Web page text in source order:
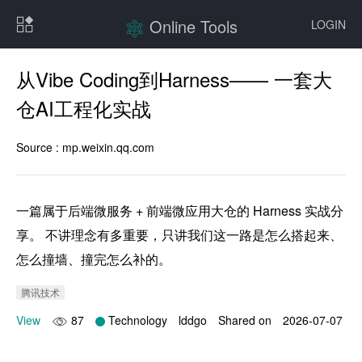
LOGIN
Online Tools
从Vibe Coding到Harness—— 一套大
仓AI工程化实战
Source : mp.weixin.qq.com
一篇属于后端微服务 + 前端微应用大仓的 Harness 实战分
享。 不讲理念有多重要，只讲我们这一路是怎么搭起来、
怎么撞墙、撞完怎么补的。
腾讯技术
View 87 Technology lddgo Shared on 2026-07-07